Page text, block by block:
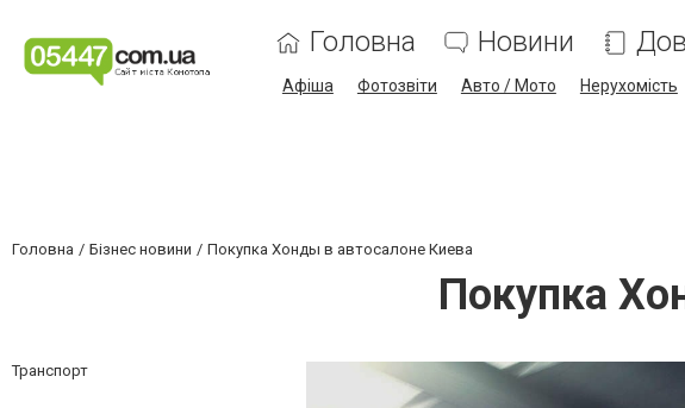
Головна Новини
Афіша Фотозвіти Авто / Мото Нерухомість
Головна Бізнес новини Покупка Хонды в автосалоне Киева
Покупка
Транспорт